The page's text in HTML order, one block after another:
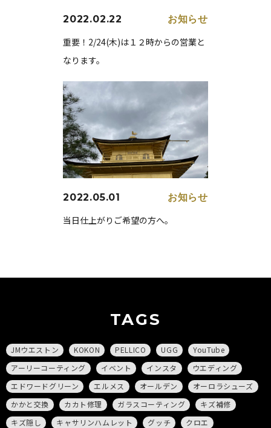
2022.02.22 お知らせ
重要！2/24(木)は１２時からの営業と
なります。
2022.05.01 お知らせ
当日仕上がりご希望の方へ。
TAGS
JMウエストン KOKON PELLICO UGG
YouTube
アーリーコーティング
イベント インスタ
ウエディング
エドワードグリーン
エルメス オールデン
オーロラシューズ
かかと交換
カカト修理 ガラスコーティング
キズ補修
キズ隠し
キャサリンハムレット グッチ
クロエ